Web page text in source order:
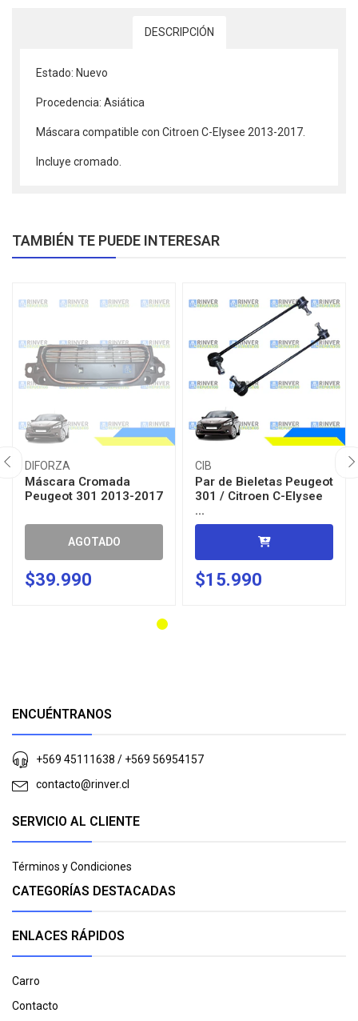
DESCRIPCIÓN
Estado: Nuevo
Procedencia: Asiática
Máscara compatible con Citroen C-Elysee 2013-2017.
Incluye cromado.
TAMBIÉN TE PUEDE INTERESAR
DIFORZA
Máscara Cromada
Peugeot 301 2013-2017
AGOTADO
$39.990
CIB
Par de Bieletas Peugeot
301 / Citroen C-Elysee
...
$15.990
ENCUÉNTRANOS
+569 45111638 / +569 56954157
contacto@rinver.cl
SERVICIO AL CLIENTE
Términos y Condiciones
CATEGORÍAS DESTACADAS
ENLACES RÁPIDOS
Carro
Contacto